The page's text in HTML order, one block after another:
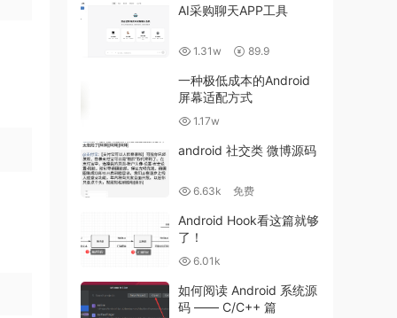
AI采购聊天APP工具
1.31w 89.9
一种极低成本的Android
屏幕适配方式
1.17w
android 社交类 微博源码
6.63k 免费
Android Hook看这篇就够
了！
6.01k
如何阅读 Android 系统源
码 —— C/C++ 篇